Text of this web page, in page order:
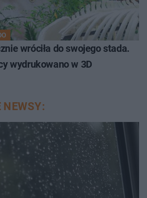
wróciła do swojego stada.
wydrukowano w 3D
NEWSY: